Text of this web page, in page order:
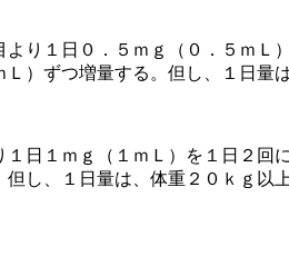
り１日０．５ｍｇ（０．５ｍＬ
）ずつ増量する。但し、１日量
日１ｍｇ（１ｍＬ）を１日２
し、１日量は、体重２０ｋｇ以